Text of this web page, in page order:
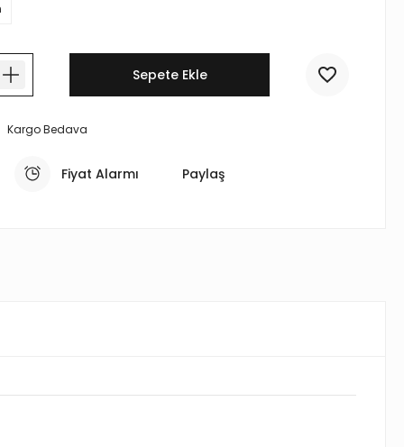
Sepete Ekle
Kargo Bedava
Fiyat Alarmı Paylaş